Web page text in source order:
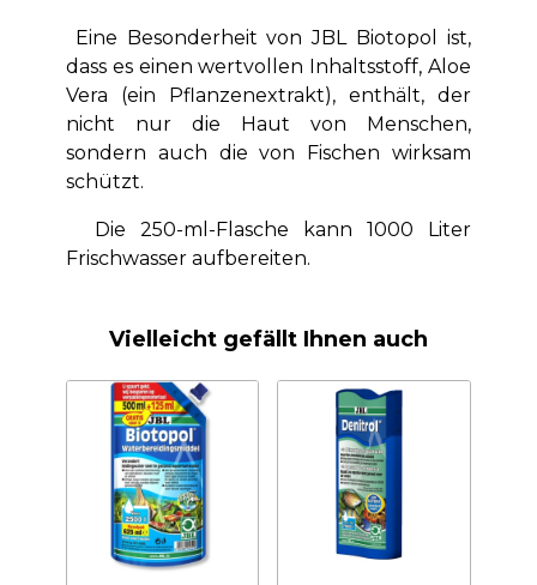
Eine Besonderheit von JBL Biotopol ist,
dass es einen wertvollen Inhaltsstoff, Aloe
Vera (ein Pflanzenextrakt), enthält, der
nicht nur die Haut von Menschen,
sondern auch die von Fischen wirksam
schützt.
Die 250-ml-Flasche kann 1000 Liter
Frischwasser aufbereiten.
Vielleicht gefällt Ihnen auch